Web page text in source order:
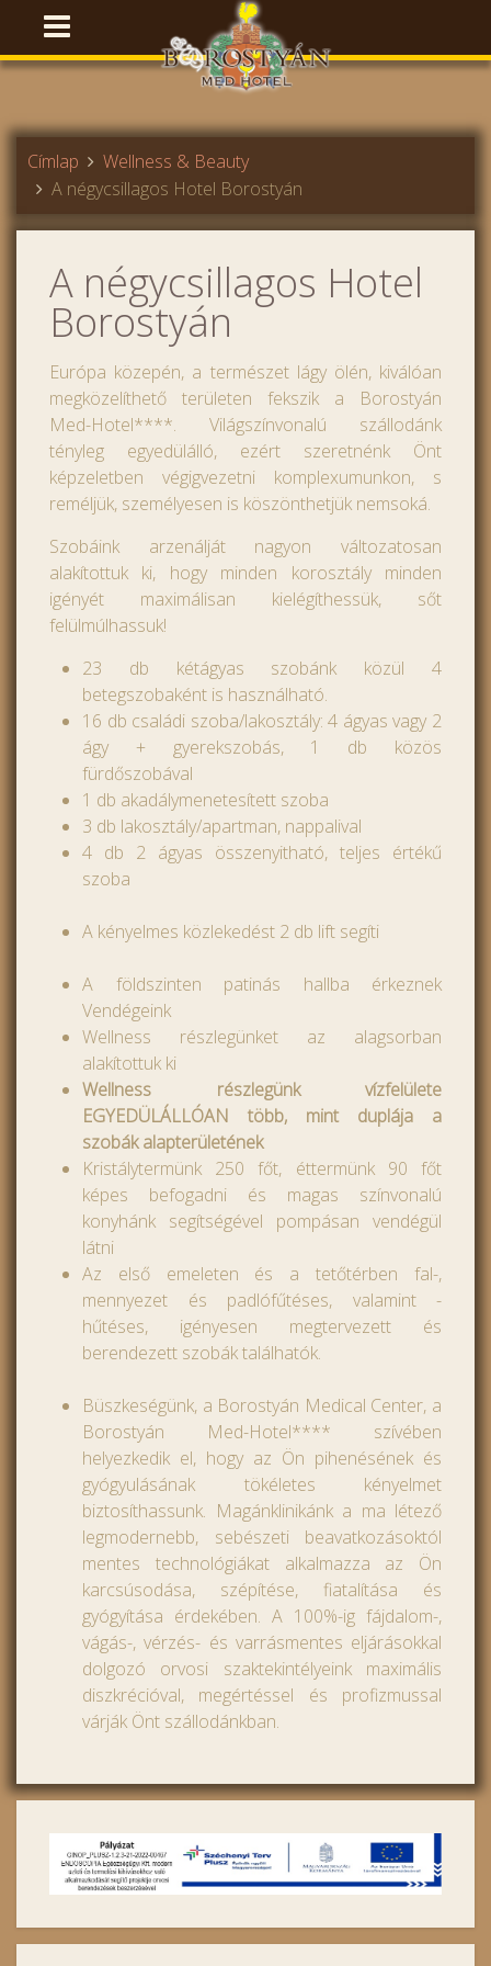
Címlap
Wellness & Beauty
A négycsillagos Hotel Borostyán
A négycsillagos Hotel
Borostyán
Európa közepén, a természet lágy ölén, kiválóan
megközelíthető területen fekszik a Borostyán
Med-Hotel****. Világszínvonalú szállodánk
tényleg egyedülálló, ezért szeretnénk Önt
képzeletben végigvezetni komplexumunkon, s
reméljük, személyesen is köszönthetjük nemsoká.
Szobáink arzenálját nagyon változatosan
alakítottuk ki, hogy minden korosztály minden
igényét maximálisan kielégíthessük, sőt
felülmúlhassuk!
23 db kétágyas szobánk közül 4
betegszobaként is használható.
16 db családi szoba/lakosztály: 4 ágyas vagy 2
ágy + gyerekszobás, 1 db közös
fürdőszobával
1 db akadálymenetesített szoba
3 db lakosztály/apartman, nappalival
4 db 2 ágyas összenyitható, teljes értékű
szoba
A kényelmes közlekedést 2 db lift segíti
A földszinten patinás hallba érkeznek
Vendégeink
Wellness részlegünket az alagsorban
alakítottuk ki
Wellness részlegünk vízfelülete
EGYEDÜLÁLLÓAN több, mint duplája a
szobák alapterületének
Kristálytermünk 250 főt, éttermünk 90 főt
képes befogadni és magas színvonalú
konyhánk segítségével pompásan vendégül
látni
Az első emeleten és a tetőtérben fal-,
mennyezet és padlófűtéses, valamint -
hűtéses, igényesen megtervezett és
berendezett szobák találhatók.
Büszkeségünk, a Borostyán Medical Center, a
Borostyán Med-Hotel**** szívében
helyezkedik el, hogy az Ön pihenésének és
gyógyulásának tökéletes kényelmet
biztosíthassunk. Magánklinikánk a ma létező
legmodernebb, sebészeti beavatkozásoktól
mentes technológiákat alkalmazza az Ön
karcsúsodása, szépítése, fiatalítása és
gyógyítása érdekében. A 100%-ig fájdalom-,
vágás-, vérzés- és varrásmentes eljárásokkal
dolgozó orvosi szaktekintélyeink maximális
diszkrécióval, megértéssel és profizmussal
várják Önt szállodánkban.